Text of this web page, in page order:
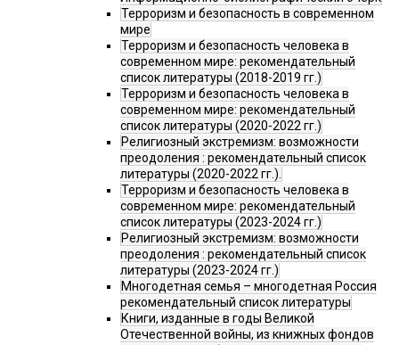
Терроризм и безопасность в современном
мире
Терроризм и безопасность человека в
современном мире: рекомендательный
список литературы (2018-2019 гг.)
Терроризм и безопасность человека в
современном мире: рекомендательный
список литературы (2020-2022 гг.)
Религиозный экстремизм: возможности
преодоления : рекомендательный список
литературы (2020-2022 гг.).
Терроризм и безопасность человека в
современном мире: рекомендательный
список литературы (2023-2024 гг.)
Религиозный экстремизм: возможности
преодоления : рекомендательный список
литературы (2023-2024 гг.)
Многодетная семья – многодетная Россия
рекомендательный список литературы
Книги, изданные в годы Великой
Отечественной войны, из книжных фондов